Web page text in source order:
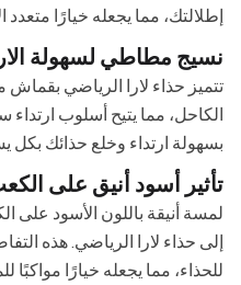
إطلالتك، مما يجعله خيارًا
نسيج مطاطي لسهولة
تتميز حذاء لارا الرياضي
الكاحل، مما يتيح أسلوب
بسهولة ارتداء وخلع حذائك بكل
تأثير أسود أنيق على
لمسة أنيقة باللون الأسود على
إلى حذاء لارا الرياضي. هذه
للحذاء، مما يجعله خيارًا مواكبًا